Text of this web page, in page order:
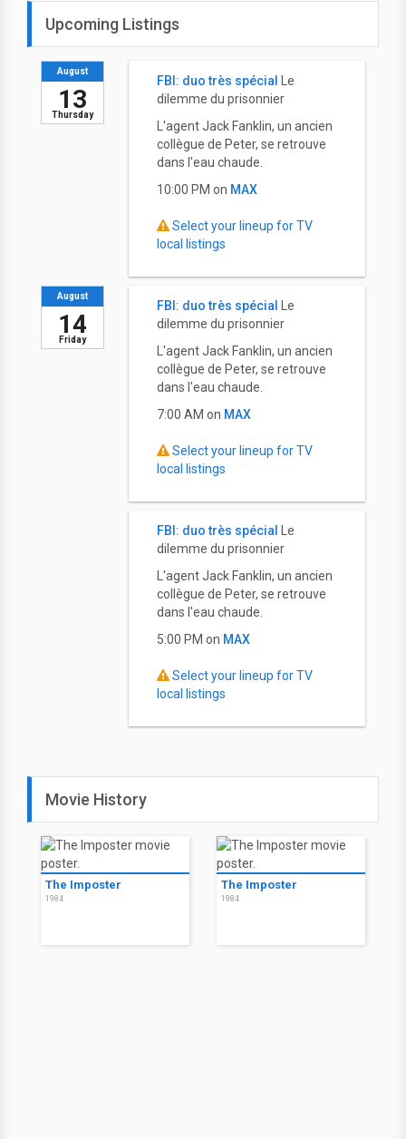
Upcoming Listings
Thursday
August
13
FBI: duo très spécial
Le
dilemme du prisonnier
L'agent Jack Fanklin, un ancien
collègue de Peter, se retrouve
dans l'eau chaude.
10:00 PM on MAX
Select your lineup for TV
local listings
Friday
August
14
FBI: duo très spécial
Le
dilemme du prisonnier
L'agent Jack Fanklin, un ancien
collègue de Peter, se retrouve
dans l'eau chaude.
7:00 AM on MAX
Select your lineup for TV
local listings
FBI: duo très spécial
Le
dilemme du prisonnier
L'agent Jack Fanklin, un ancien
collègue de Peter, se retrouve
dans l'eau chaude.
5:00 PM on MAX
Select your lineup for TV
local listings
Movie History
The Imposter
1984
The Imposter
1984